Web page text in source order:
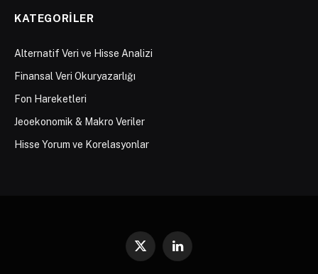
KATEGORILER
Alternatif Veri ve Hisse Analizi
Finansal Veri Okuryazarlığı
Fon Hareketleri
Jeoekonomik & Makro Veriler
Hisse Yorum ve Korelasyonlar
X
LinkedIn